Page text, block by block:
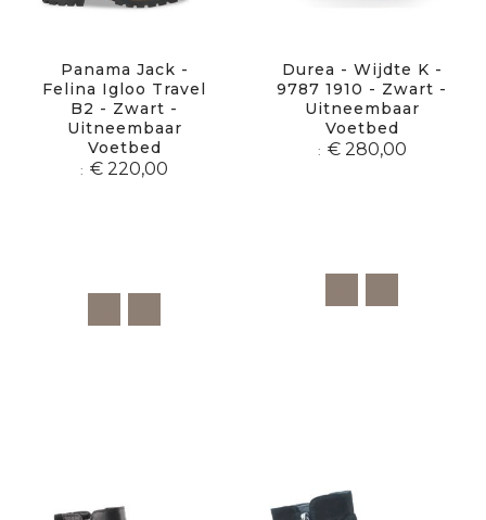
Panama Jack -
Felina Igloo Travel
B2 - Zwart -
Uitneembaar
Voetbed
€ 220,00
Durea - Wijdte K -
9787 1910 - Zwart -
Uitneembaar
Voetbed
€ 280,00